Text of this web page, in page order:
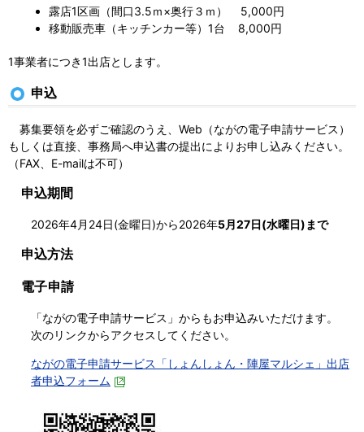
露店1区画（間口3.5ｍ×奥行３ｍ） 5,000円
移動販売車（キッチンカー等）1台 8,000円
1事業者につき1出店とします。
申込
募集要領を必ずご確認のうえ、Web（ながの電子申請サービス）
もしくは直接、事務局へ申込書の提出によりお申し込みください。
（FAX、E-mailは不可）
申込期間
2026年4月24日(金曜日)から2026年5月27日(水曜日)まで
申込方法
電子申請
「ながの電子申請サービス」からもお申込みいただけます。
次のリンクからアクセスしてください。
ながの電子申請サービス「しょんしょん・陣屋マルシェ」出店
者申込フォーム